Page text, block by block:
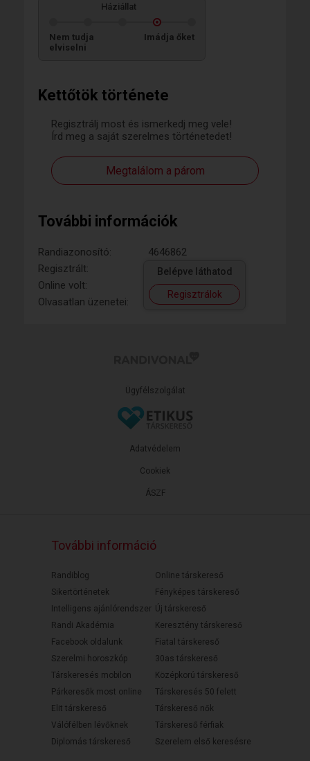
Kettőtök története
Regisztrálj most és ismerkedj meg vele!
Írd meg a saját szerelmes történetedet!
Megtalálom a párom
További információk
Randiazonosító:
4646862
Regisztrált:
Online volt:
Olvasatlan üzenetei:
Belépve láthatod
Regisztrálok
Háziállat
Nem tudja
elviselni
Imádja őket
Ügyfélszolgálat
ÁSZF
Adatvédelem
Cookiek
További információ
Randiblog
Sikertörténetek
Intelligens ajánlórendszer
Randi Akadémia
Facebook oldalunk
Szerelmi horoszkóp
Társkeresés mobilon
Párkeresők most online
Elit társkereső
Válófélben lévőknek
Diplomás társkereső
Online társkereső
Fényképes társkereső
Új társkereső
Keresztény társkereső
Fiatal társkereső
30as társkereső
Középkorú társkereső
Társkeresés 50 felett
Társkereső nők
Társkereső férfiak
Szerelem első keresésre